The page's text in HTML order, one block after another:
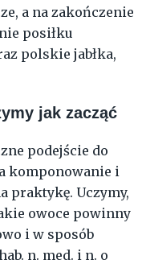
a na zakończenie
posiłku
polskie jabłka,
jak zacząć
podejście do
komponowanie i
praktykę. Uczymy,
owoce powinny
i w sposób
n. med. i n. o